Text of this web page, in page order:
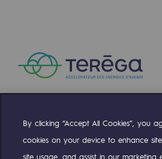
Compte Twitter
Compte
By clicking “Accept All Cookies”, you
cookies on your device to enhance
site usage, and assist in our marketing